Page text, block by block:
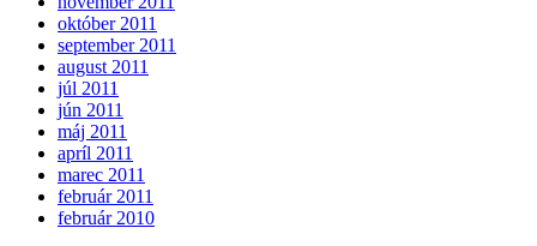
október 2011
september 2011
august 2011
júl 2011
jún 2011
máj 2011
apríl 2011
marec 2011
február 2011
február 2010